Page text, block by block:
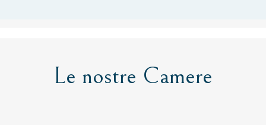
Le nostre Camere